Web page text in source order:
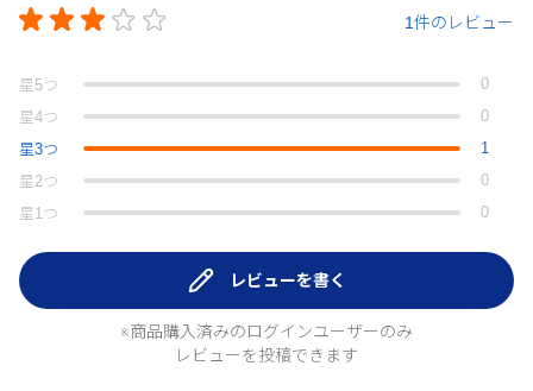
1件のレビュー
星 5つ
0
星4つ
0
星3つ
1
星 2つ
0
星 1つ 0
レビューを書く
※商品購入済みのログインユーザーのみ
レビューを投稿できます